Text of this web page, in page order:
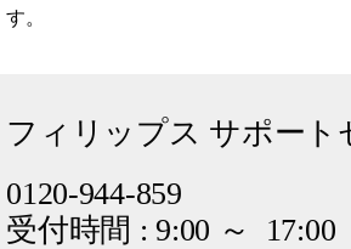
す。
フィリップス サポート
0120-944-859
受付時間 : 9:00 ～ 17:00